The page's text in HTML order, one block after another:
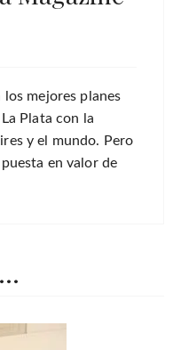
mejores planes
Plata con la
y el mundo. Pero
en valor de